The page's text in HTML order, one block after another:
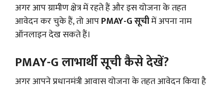
अगर आप ग्रामीण क्षेत्र में रहते हैं और इस योजना के तहत
आवेदन कर चुके हैं, तो आपPMAY-G सूचीमें अपना नाम
ऑनलाइन देख सकते हैं।
PMAY-G लाभार्थी सूची कैसे देखें?
अगर आपने प्रधानमंत्री आवास योजना के तहत आवेदन किया है